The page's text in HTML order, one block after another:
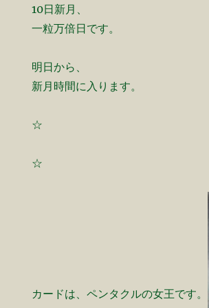
10日新月、
一粒万倍日です。
明日から、
新月時間に入ります。
☆
☆
カードは、ペンタクルの女王です。